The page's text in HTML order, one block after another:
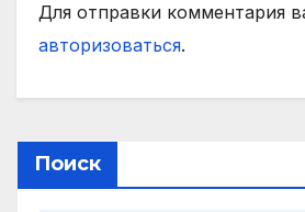
Для отправки комментария
авторизоваться.
Поиск